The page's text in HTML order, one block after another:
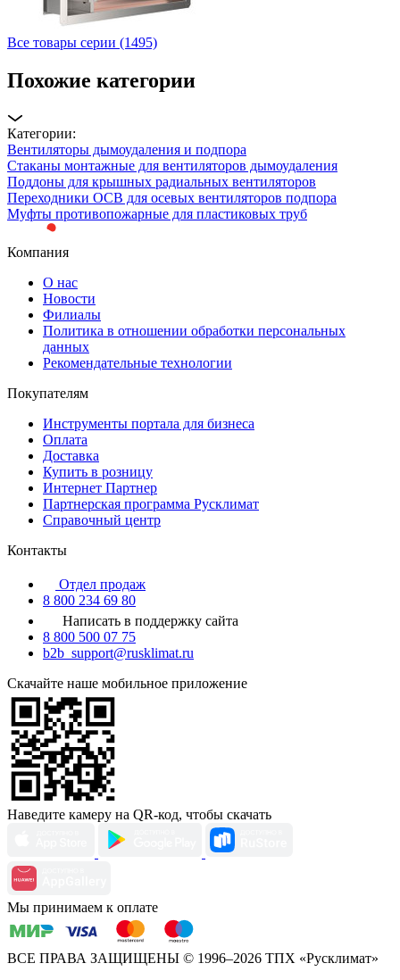
Все товары серии (1495)
Похожие категории
Категории:
Вентиляторы дымоудаления и подпора
Стаканы монтажные для вентиляторов дымоудаления
Поддоны для крышных радиальных вентиляторов
Переходники ОСВ для осевых вентиляторов подпора
Муфты противопожарные для пластиковых труб
Компания
О нас
Новости
Филиалы
Политика в отношении обработки персональных
данных
Рекомендательные технологии
Покупателям
Инструменты портала для бизнеса
Оплата
Доставка
Купить в розницу
Интернет Партнер
Партнерская программа Русклимат
Справочный центр
Контакты
Отдел продаж
8 800 234 69 80
Написать в поддержку сайта
8 800 500 07 75
b2b_support@rusklimat.ru
Скачайте наше мобильное приложение
Наведите камеру на QR-код, чтобы скачать
Мы принимаем к оплате
ВСЕ ПРАВА ЗАЩИЩЕНЫ © 1996–2026 ТПХ «Русклимат»